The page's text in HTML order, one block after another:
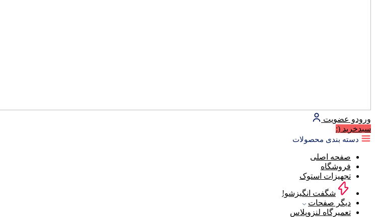
ورودو عضویت
سبد‌خرید (:
دسته بندی محصولات
صفحه اصلی
فروشگاه
تجهیزات استوک
شگفت انگیزشو!
دیگر صفحات
تعمیرگاه لنزوپلاس